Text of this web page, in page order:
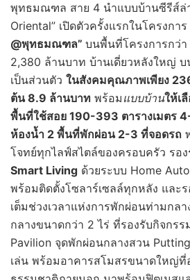
พุทธมณฑล สาย 4 นำแบบบ้านซีรีส์ล่
Oriental” เปิดตัวครั้งแรกในโครงการ
@พุทธมณฑล” บนพื้นที่โครงการกว่า
2,380 ล้านบาท บ้านเดี่ยวหลังใหญ่
เป็นส่วนตัว ในสังคมคุณภาพเพียง
ต้น 8.9 ล้านบาท พร้อม แบบบ้านให้เ
พื้นที่ใช้สอย 190-393 ตารางเมตร
ห้องน้ำ 2 พื้นที่พักผ่อน 2-3 ที่จอดรถ
โจทย์ทุกไลฟ์สไตล์ของครอบครัว รอ
Smart Living ด้วยระบบ Home
พร้อมติดตั้งโซลาร์เซลล์ทุกหลัง และร
เต็มช่วงเวลาแห่งการพักผ่อนท่ามกล
กลางขนาดกว่า 2 ไร่ ที่รองรับกิจกร
Pavilion จุดพักผ่อนกลางสวน
เล่น พร้อมอาคารสโมสรขนาดใหญ่ที่